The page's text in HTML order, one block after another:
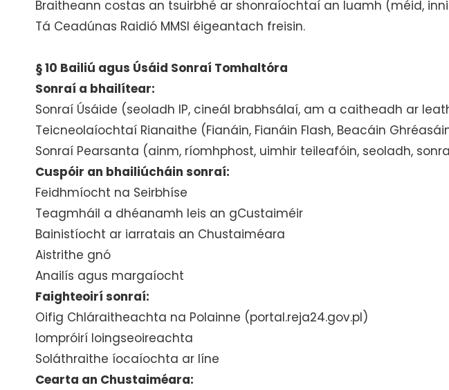
Braitheann costas an tsuirbhé ar shonraíochtaí an luamh (méid,
Tá Ceadúnas Raidió MMSI éigeantach freisin.
§ 10 Bailiú agus Úsáid Sonraí Tomhaltóra
Sonraí a bhailítear:
Sonraí Úsáide (seoladh IP, cineál brabhsálaí, am a caitheadh ar
Teicneolaíochtaí Rianaithe (Fianáin, Fianáin Flash, Beacáin
Sonraí Pearsanta (ainm, ríomhphost, uimhir teileafóin, seoladh,
Cuspóir an bhailiúcháin sonraí:
Feidhmíocht na Seirbhíse
Teagmháil a dhéanamh leis an gCustaiméir
Bainistíocht ar iarratais an Chustaiméara
Aistrithe gnó
Anailís agus margaíocht
Faighteoirí sonraí:
Oifig Chláraitheachta na Polainne (portal.reja24.gov.pl)
Iompróirí loingseoireachta
Soláthraithe íocaíochta ar líne
Cearta an Chustaiméara: